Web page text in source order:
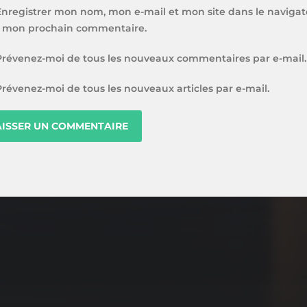
mon nom, mon e-mail et mon site dans le
prochain commentaire.
moi de tous les nouveaux commentaires par e-mail.
moi de tous les nouveaux articles par e-mail.